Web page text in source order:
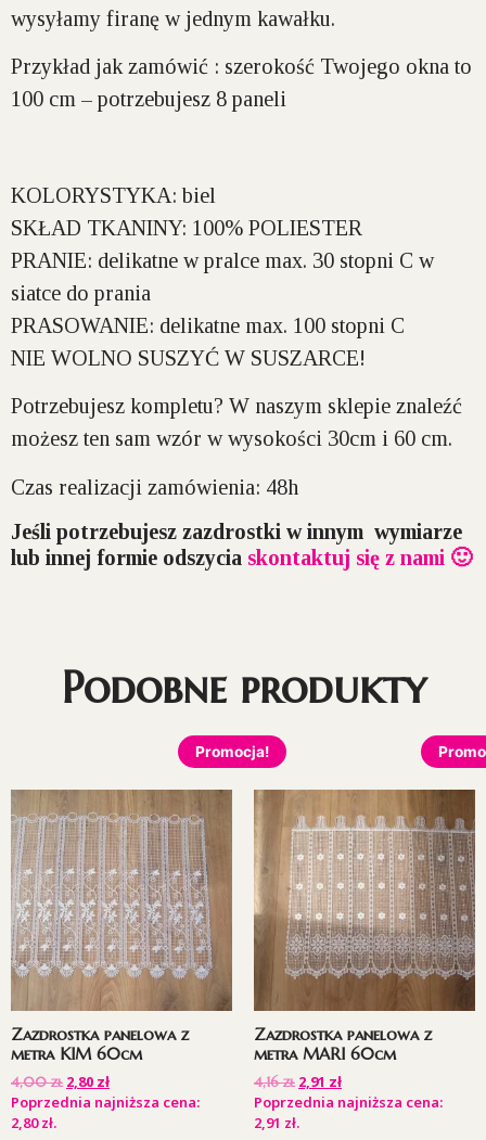
wysyłamy firanę w jednym kawałku.
Przykład jak zamówić : szerokość Twojego okna to
100 cm – potrzebujesz 8 paneli
KOLORYSTYKA: biel
SKŁAD TKANINY: 100% POLIESTER
PRANIE: delikatne w pralce max. 30 stopni C w
siatce do prania
PRASOWANIE: delikatne max. 100 stopni C
NIE WOLNO SUSZYĆ W SUSZARCE!
Potrzebujesz kompletu? W naszym sklepie znaleźć
możesz ten sam wzór w wysokości 30cm i 60 cm.
Czas realizacji zamówienia: 48h
Jeśli potrzebujesz zazdrostki w innym wymiarze
lub innej formie odszycia skontaktuj się z nami 🙂
Podobne produkty
Promocja!
Zazdrostka panelowa z
metra KIM 60cm
4,00zł 2,80 zł
Poprzednia najniższa cena:
2,80zł.
Zazdrostka panelowa z
metra MARI 60cm
4,16zł 2,91 zł
Poprzednia najniższa cena:
2,91 zł.